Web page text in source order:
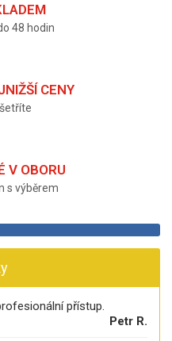
48 hodin
CENY
V OBORU
s výběrem
přístup.
Petr R.